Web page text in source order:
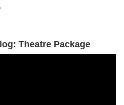
Theatre Package